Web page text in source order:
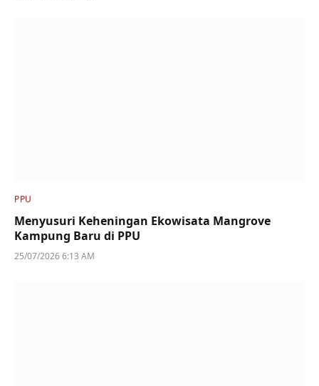
PPU
Menyusuri Keheningan Ekowisata Mangrove
Kampung Baru di PPU
25/07/2026 6:13 AM